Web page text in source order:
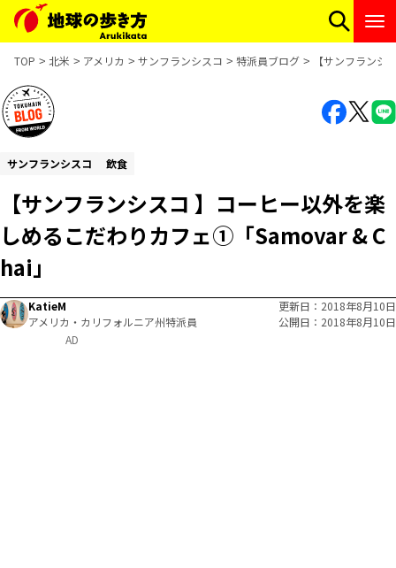
TOP 北米 アメリカ サンフランシスコ 特派員ブログ 【サンフラン
サンフランシスコ 飲食
【サンフランシスコ 】コーヒー以外を楽
しめるこだわりカフェ①「Samovar & C
hai」
KatieM
アメリカ・カリフォルニア州特派員
更新日
2018年8月10日
公開日
2018年8月10日
AD